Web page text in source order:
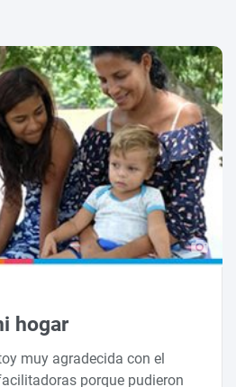
hogar
muy agradecida con el
porque pudieron